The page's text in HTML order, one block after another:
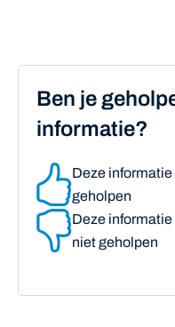
Ben je
informatie?
Deze informatie
geholpen
Deze informatie
niet geholpen